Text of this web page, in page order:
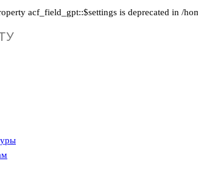
acf_field_gpt::$settings is deprecated in /